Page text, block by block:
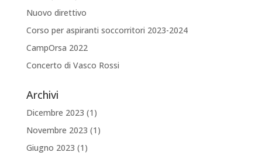
Nuovo direttivo
Corso per aspiranti soccorritori 2023-2024
CampOrsa 2022
Concerto di Vasco Rossi
Archivi
Dicembre 2023 (1)
Novembre 2023 (1)
Giugno 2023 (1)